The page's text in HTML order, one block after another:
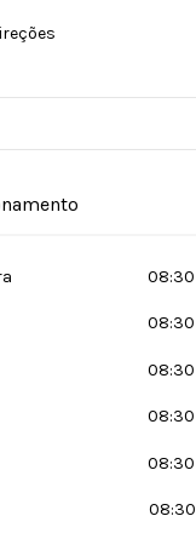
08:30
08:30
08:30
08:30
08:30
08:30